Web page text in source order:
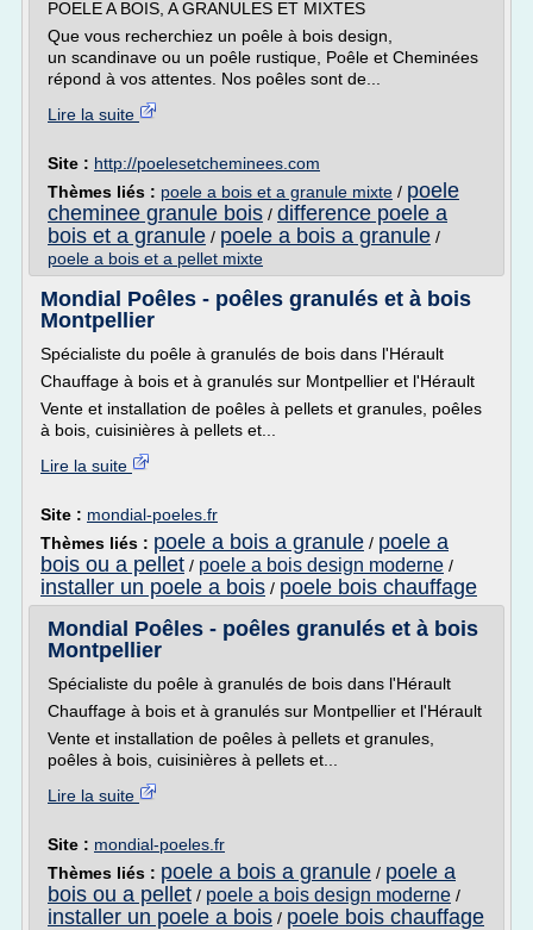
POELE A BOIS, A GRANULES ET MIXTES
Que vous recherchiez un poêle à bois design,
un scandinave ou un poêle rustique, Poêle et Cheminées
répond à vos attentes. Nos poêles sont de...
Lire la suite
Site : http://poelesetcheminees.com
Thèmes liés : poele a bois et a granule mixte / poele
cheminee granule bois / difference poele a
bois et a granule / poele a bois a granule /
poele a bois et a pellet mixte
Mondial Poêles - poêles granulés et à bois
Montpellier
Spécialiste du poêle à granulés de bois dans l'Hérault
Chauffage à bois et à granulés sur Montpellier et l'Hérault
Vente et installation de poêles à pellets et granules, poêles
à bois, cuisinières à pellets et...
Lire la suite
Site : mondial-poeles.fr
Thèmes liés : poele a bois a granule / poele a
bois ou a pellet / poele a bois design moderne /
installer un poele a bois / poele bois chauffage
Mondial Poêles - poêles granulés et à bois
Montpellier
Spécialiste du poêle à granulés de bois dans l'Hérault
Chauffage à bois et à granulés sur Montpellier et l'Hérault
Vente et installation de poêles à pellets et granules,
poêles à bois, cuisinières à pellets et...
Lire la suite
Site : mondial-poeles.fr
Thèmes liés : poele a bois a granule / poele a
bois ou a pellet / poele a bois design moderne /
installer un poele a bois / poele bois chauffage